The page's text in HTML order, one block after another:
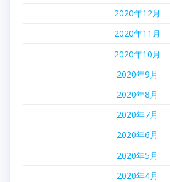
2020年12月
2020年11月
2020年10月
2020年9月
2020年8月
2020年7月
2020年6月
2020年5月
2020年4月